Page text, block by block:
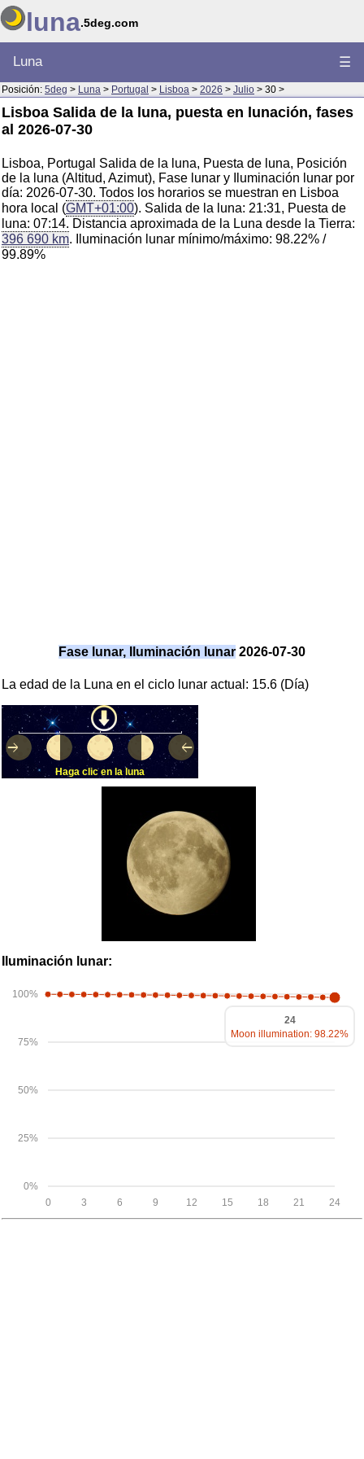
luna.5deg.com
Luna ☰
Posición: 5deg > Luna > Portugal > Lisboa > 2026 > Julio > 30 >
Lisboa Salida de la luna, puesta en lunación, fases
al 2026-07-30
Lisboa, Portugal Salida de la luna, Puesta de luna, Posición
de la luna (Altitud, Azimut), Fase lunar y Iluminación lunar por
día: 2026-07-30. Todos los horarios se muestran en Lisboa
hora local (GMT+01:00). Salida de la luna: 21:31, Puesta de
luna: 07:14. Distancia aproximada de la Luna desde la Tierra:
396 690 km. Iluminación lunar mínimo/máximo: 98.22% /
99.89%
Fase lunar, Iluminación lunar 2026-07-30
La edad de la Luna en el ciclo lunar actual: 15.6 (Día)
Haga clic en la luna
Iluminación lunar:
0%
25%
50%
75%
100%
24
21
18
15
12
9
6
3
0
24
Moon illumination: 98.22%